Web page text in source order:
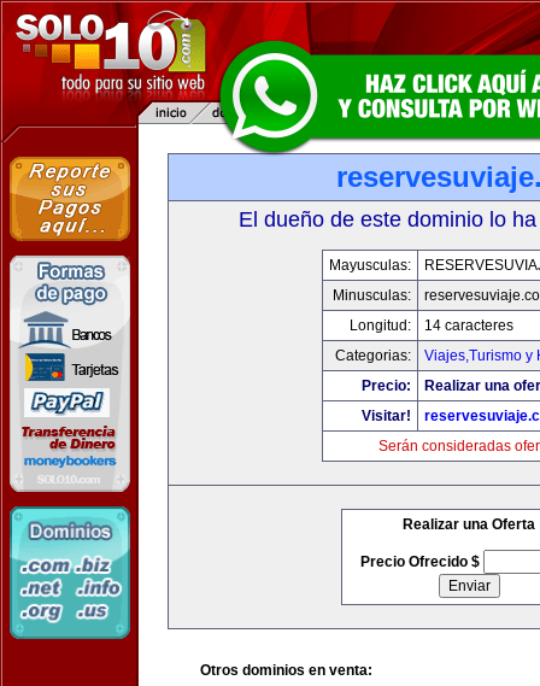
El dueño de este dominio lo
Mayusculas:
Minusculas:
Longitud:
14 caracteres
Categorias:
Viajes,Turismo y
Precio:
Realizar una
Visitar!
Serán consideradas
Realizar una Oferta
Precio Ofrecido $
Otros dominios en venta: